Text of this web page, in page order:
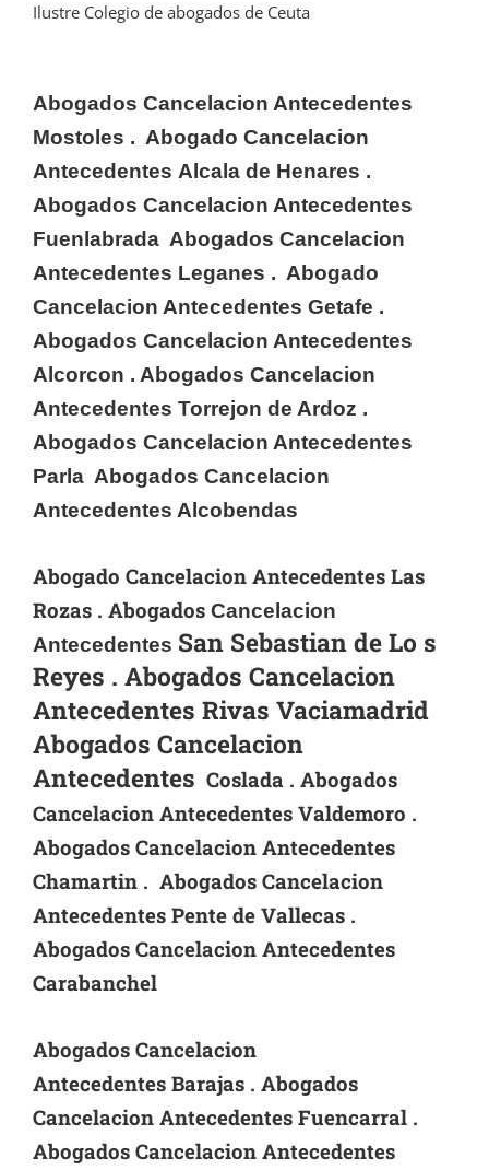
Ilustre Colegio de abogados de Ceuta
Abogados Cancelacion Antecedentes
Mostoles . Abogado Cancelacion
Antecedentes Alcala de Henares .
Abogados Cancelacion Antecedentes
Fuenlabrada Abogados Cancelacion
Antecedentes Leganes . Abogado
Cancelacion Antecedentes Getafe .
Abogados Cancelacion Antecedentes
Alcorcon . Abogados Cancelacion
Antecedentes Torrejon de Ardoz .
Abogados Cancelacion Antecedentes
Parla Abogados Cancelacion
Antecedentes Alcobendas
Abogado Cancelacion Antecedentes Las
Rozas . Abogados Cancelacion
Antecedentes San Sebastian de Lo s
Reyes . Abogados Cancelacion
Antecedentes Rivas Vaciamadrid
Abogados Cancelacion
Antecedentes Coslada . Abogados
Cancelacion Antecedentes Valdemoro .
Abogados Cancelacion Antecedentes
Chamartin . Abogados Cancelacion
Antecedentes Pente de Vallecas .
Abogados Cancelacion Antecedentes
Carabanchel
Abogados Cancelacion
Antecedentes Barajas . Abogados
Cancelacion Antecedentes Fuencarral .
Abogados Cancelacion Antecedentes